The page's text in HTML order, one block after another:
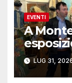
EVENTI
A
LUG 31,